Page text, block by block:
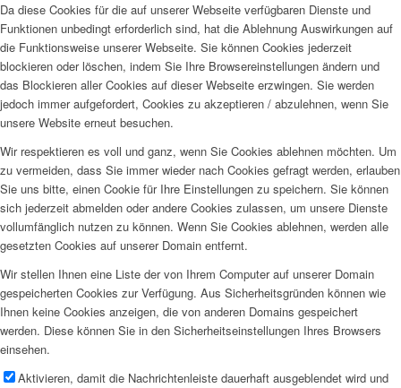
Da diese Cookies für die auf unserer Webseite verfügbaren Dienste und
Funktionen unbedingt erforderlich sind, hat die Ablehnung Auswirkungen auf
die Funktionsweise unserer Webseite. Sie können Cookies jederzeit
blockieren oder löschen, indem Sie Ihre Browsereinstellungen ändern und
das Blockieren aller Cookies auf dieser Webseite erzwingen. Sie werden
jedoch immer aufgefordert, Cookies zu akzeptieren / abzulehnen, wenn Sie
unsere Website erneut besuchen.
Wir respektieren es voll und ganz, wenn Sie Cookies ablehnen möchten. Um
zu vermeiden, dass Sie immer wieder nach Cookies gefragt werden, erlauben
Sie uns bitte, einen Cookie für Ihre Einstellungen zu speichern. Sie können
sich jederzeit abmelden oder andere Cookies zulassen, um unsere Dienste
vollumfänglich nutzen zu können. Wenn Sie Cookies ablehnen, werden alle
gesetzten Cookies auf unserer Domain entfernt.
Wir stellen Ihnen eine Liste der von Ihrem Computer auf unserer Domain
gespeicherten Cookies zur Verfügung. Aus Sicherheitsgründen können wie
Ihnen keine Cookies anzeigen, die von anderen Domains gespeichert
werden. Diese können Sie in den Sicherheitseinstellungen Ihres Browsers
einsehen.
Aktivieren, damit die Nachrichtenleiste dauerhaft ausgeblendet wird und